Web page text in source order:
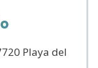
Playa del